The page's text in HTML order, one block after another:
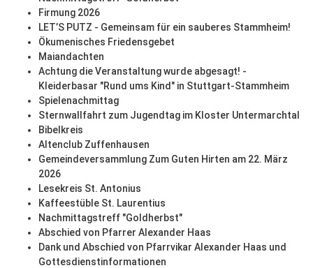
Firmung 2026
LET’S PUTZ - Gemeinsam für ein sauberes Stammheim!
Ökumenisches Friedensgebet
Maiandachten
Achtung die Veranstaltung wurde abgesagt! -
Kleiderbasar "Rund ums Kind" in Stuttgart-Stammheim
Spielenachmittag
Sternwallfahrt zum Jugendtag im Kloster Untermarchtal
Bibelkreis
Altenclub Zuffenhausen
Gemeindeversammlung Zum Guten Hirten am 22. März
2026
Lesekreis St. Antonius
Kaffeestüble St. Laurentius
Nachmittagstreff "Goldherbst"
Abschied von Pfarrer Alexander Haas
Dank und Abschied von Pfarrvikar Alexander Haas und
Gottesdienstinformationen